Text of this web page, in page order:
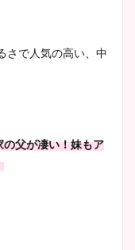
さで人気の高い、中
父が凄い！妹もア